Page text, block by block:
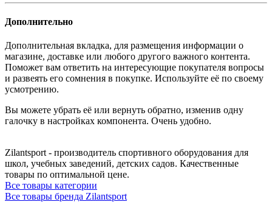
Дополнительно
Дополнительная вкладка, для размещения информации о
магазине, доставке или любого другого важного контента.
Поможет вам ответить на интересующие покупателя вопросы
и развеять его сомнения в покупке. Используйте её по своему
усмотрению.
Вы можете убрать её или вернуть обратно, изменив одну
галочку в настройках компонента. Очень удобно.
Zilantspоrt - производитель спортивного оборудования для
школ, учебных заведений, детских садов. Качественные
товары по оптимальной цене.
Все товары категории
Все товары бренда Zilantspоrt